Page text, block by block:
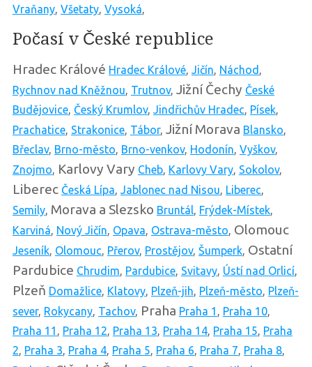
Vraňany, Všetaty, Vysoká,
Počasí v České republice
Hradec Králové Hradec Králové, Jičín, Náchod ,
Rychnov nad Kněžnou, Trutnov, Jižní Čechy České
Budějovice, Český Krumlov, Jindřichův Hradec, Písek,
Prachatice, Strakonice, Tábor, Jižní Morava Blansko,
Břeclav, Brno-město, Brno-venkov, Hodonín, Vyškov,
Znojmo, Karlovy Vary Cheb, Karlovy Vary, Sokolov,
Liberec Česká Lípa, Jablonec nad Nisou, Liberec,
Semily, Morava a Slezsko Bruntál, Frýdek-Místek,
Karviná, Nový Jičín, Opava, Ostrava-město, Olomouc
Jeseník, Olomouc, Přerov, Prostějov, Šumperk, Ostatní
Pardubice Chrudim, Pardubice, Svitavy, Ústí nad Orlicí,
Plzeň Domažlice, Klatovy, Plzeň-jih, Plzeň-město, Plzeň-
sever, Rokycany, Tachov, Praha Praha 1 , Praha 10,
Praha 11 , Praha 12, Praha 13, Praha 14, Praha 15, Praha
2, Praha 3, Praha 4, Praha 5, Praha 6, Praha 7, Praha 8,